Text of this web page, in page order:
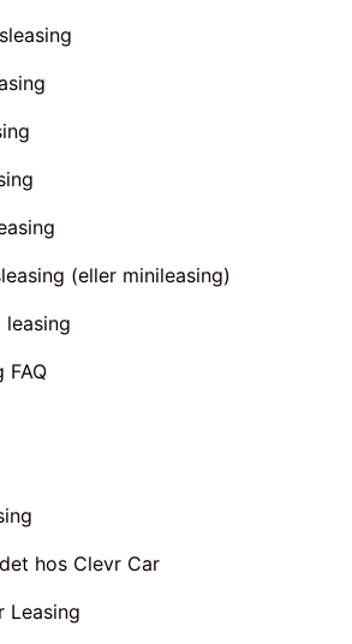
(eller minileasing)
leasing
FAQ
hos Clevr Car
Leasing